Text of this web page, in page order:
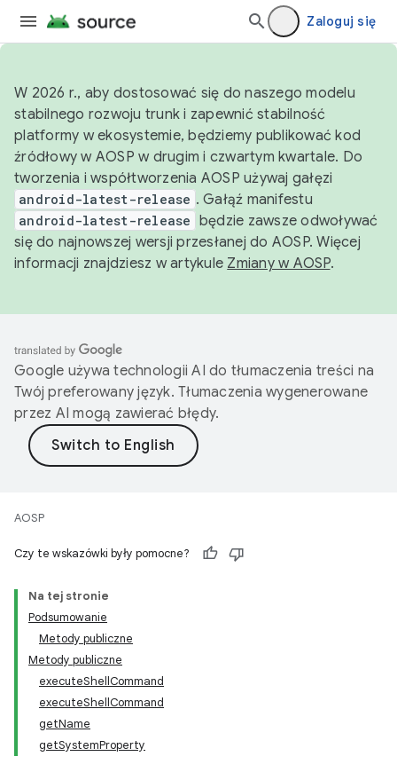
Zaloguj się
W 2026 r., aby dostosować się do naszego modelu
stabilnego rozwoju trunk i zapewnić stabilność
platformy w ekosystemie, będziemy publikować kod
źródłowy w AOSP w drugim i czwartym kwartale. Do
tworzenia i współtworzenia AOSP używaj gałęzi
android-latest-release . Gałąź manifestu
android-latest-release będzie zawsze odwoływać
się do najnowszej wersji przesłanej do AOSP. Więcej
informacji znajdziesz w artykule Zmiany w AOSP.
Google używa technologii AI do tłumaczenia treści na
Twój preferowany język. Tłumaczenia wygenerowane
przez AI mogą zawierać błędy.
AOSP
Czy te wskazówki były pomocne?
Na tej stronie
Podsumowanie
Metody publiczne
Metody publiczne
executeShellCommand
executeShellCommand
getName
getSystemProperty